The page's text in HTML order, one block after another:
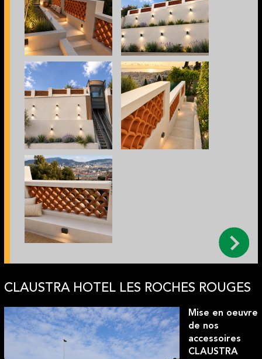
CLAUSTRA HOTEL LES ROCHES ROUGES
Mise en oeuvre
de nos
accessoires
CLAUSTRA